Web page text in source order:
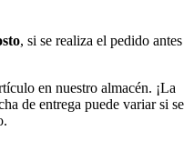
, si se realiza el pedido antes
en nuestro almacén. ¡La
de entrega puede variar si se